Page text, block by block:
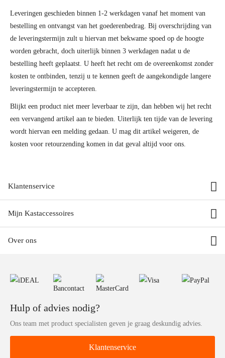
Leveringen geschieden binnen 1-2 werkdagen vanaf het moment van
bestelling en ontvangst van het goederenbedrag. Bij overschrijding van
de leveringstermijn zult u hiervan met bekwame spoed op de hoogte
worden gebracht, doch uiterlijk binnen 3 werkdagen nadat u de
bestelling heeft geplaatst. U heeft het recht om de overeenkomst zonder
kosten te ontbinden, tenzij u te kennen geeft de aangekondigde langere
leveringstermijn te accepteren.
Blijkt een product niet meer leverbaar te zijn, dan hebben wij het recht
een vervangend artikel aan te bieden. Uiterlijk ten tijde van de levering
wordt hiervan een melding gedaan. U mag dit artikel weigeren, de
kosten voor retourzending komen in dat geval altijd voor ons.
Klantenservice
Mijn Kastaccessoires
Over ons
Hulp of advies nodig?
Ons team met product specialisten geven je graag deskundig advies.
Klantenservice